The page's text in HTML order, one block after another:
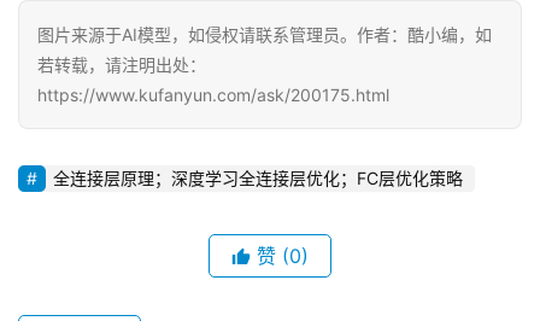
图片来源于AI模型，如侵权请联系管理员。作者：酷小编，如
若转载，请注明出处：
https://www.kufanyun.com/ask/200175.html
全连接层原理；深度学习全连接层优化；FC层优化策略
赞 (0)